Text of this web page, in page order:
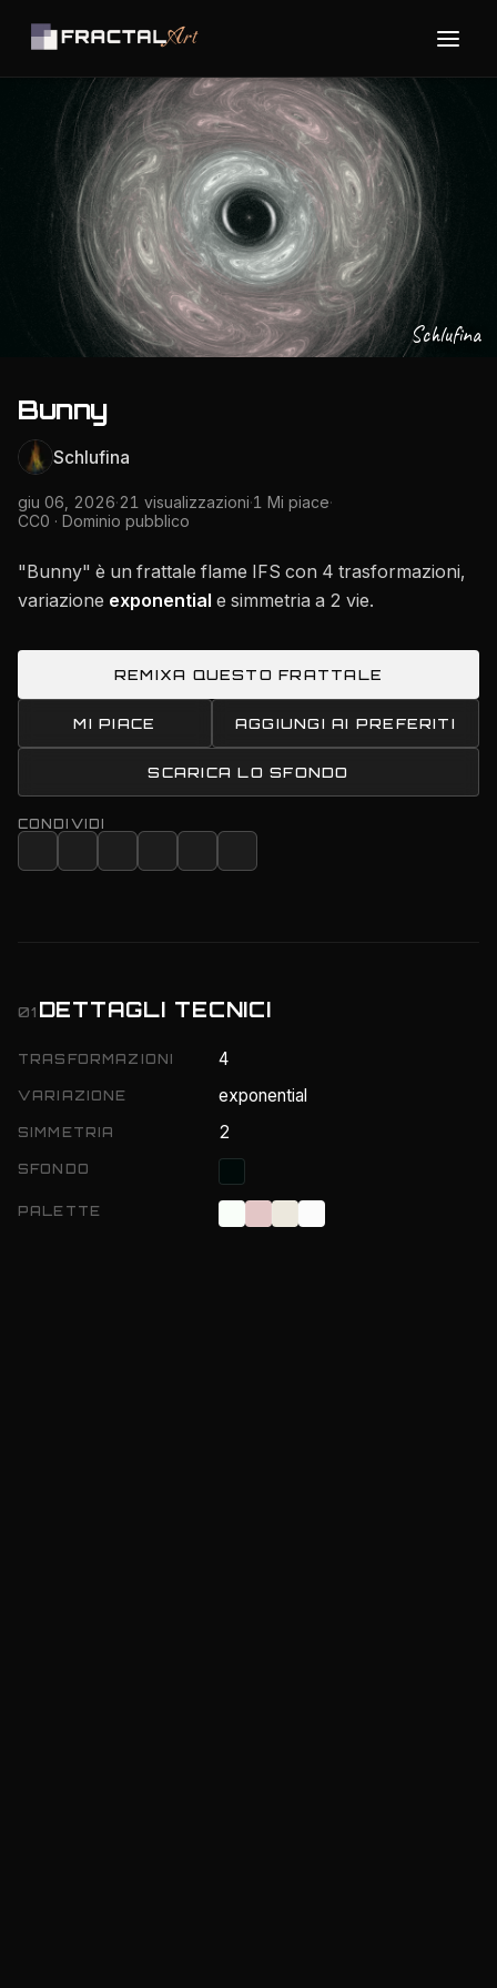
Schlufina
Bunny
Schlufina
giu 06, 2026·21 visualizzazioni·1 Mi piace·
CC0 · Dominio pubblico
"Bunny" è un frattale flame IFS con 4 trasformazioni,
variazione exponential e simmetria a 2 vie.
REMIXA QUESTO FRATTALE
MI PIACE AGGIUNGI AI PREFERITI
SCARICA LO SFONDO
CONDIVIDI
01 DETTAGLI TECNICI
TRASFORMAZIONI 4
VARIAZIONE exponential
SIMMETRIA 2
SFONDO
PALETTE